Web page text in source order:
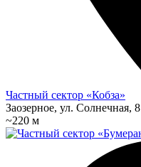
Частный сектор «Кобза»
Заозерное, ул. Солнечная, 8
~220 м